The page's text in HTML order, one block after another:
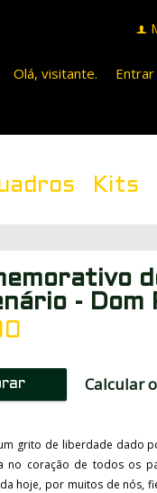
f
Olá, visitante. Entrar
Kits
- Dom
Calcular
grito de liberdade dado
no coração de todos os
hoje, por muitos de nós,